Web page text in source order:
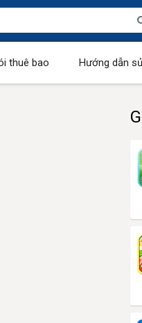
thuê bao Hướng dẫn